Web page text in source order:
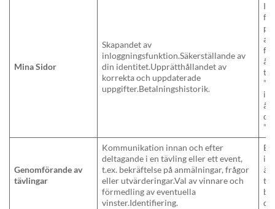
Mina Sidor
Skapandet av
inloggningsfunktion.Säkerställande av
din identitet.Upprätthållandet av
korrekta och uppdaterade
uppgifter.Betalningshistorik.
att
du
Genomförande av
tävlingar
Kommunikation innan och efter
deltagande i en tävling eller ett event,
t.ex. bekräftelse på anmälningar, frågor
eller utvärderingar.Val av vinnare och
förmedling av eventuella
vinster.Identifiering.
är